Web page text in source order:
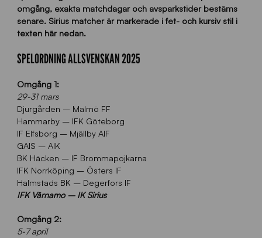
omgång, exakta matchdagar och avsparkstider bestäms
senare. Sirius matcher är markerade i fet- och kursiv stil i
texten här nedan.
SPELORDNING ALLSVENSKAN 2025
Omgång 1:
29-31 mars
Djurgården – Malmö FF
Hammarby – IFK Göteborg
IF Elfsborg – Mjällby AIF
GAIS – AIK
BK Häcken – IF Brommapojkarna
IFK Norrköping – Östers IF
Halmstads BK – Degerfors IF
IFK Värnamo – IK Sirius
Omgång 2:
5-7 april